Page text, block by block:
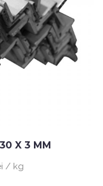
X 3 MM
/ kg